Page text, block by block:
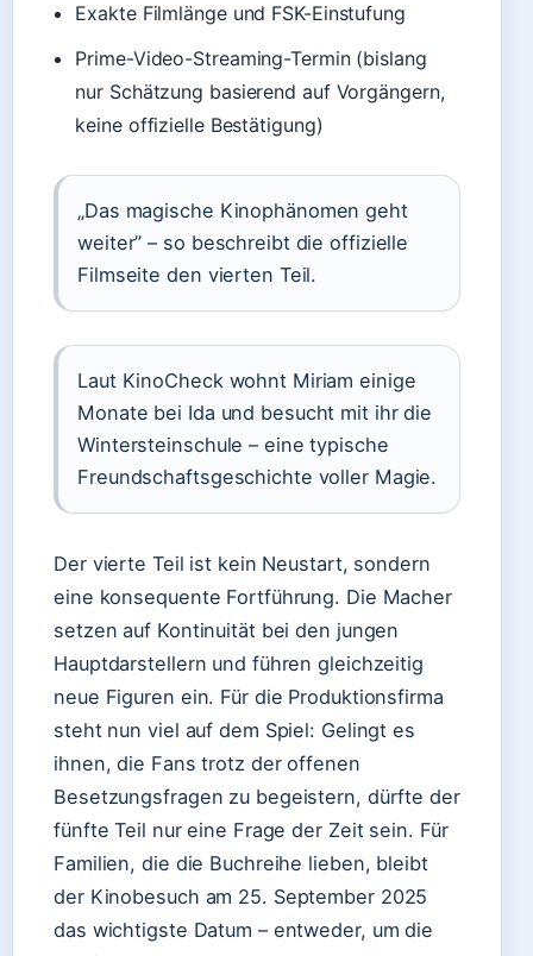
Exakte Filmlänge und FSK-Einstufung
Prime-Video-Streaming-Termin (bislang
nur Schätzung basierend auf Vorgängern,
keine offizielle Bestätigung)
„Das magische Kinophänomen geht
weiter” – so beschreibt die offizielle
Filmseite den vierten Teil.
Laut KinoCheck wohnt Miriam einige
Monate bei Ida und besucht mit ihr die
Wintersteinschule – eine typische
Freundschaftsgeschichte voller Magie.
Der vierte Teil ist kein Neustart, sondern
eine konsequente Fortführung. Die Macher
setzen auf Kontinuität bei den jungen
Hauptdarstellern und führen gleichzeitig
neue Figuren ein. Für die Produktionsfirma
steht nun viel auf dem Spiel: Gelingt es
ihnen, die Fans trotz der offenen
Besetzungsfragen zu begeistern, dürfte der
fünfte Teil nur eine Frage der Zeit sein. Für
Familien, die die Buchreihe lieben, bleibt
der Kinobesuch am 25. September 2025
das wichtigste Datum – entweder, um die